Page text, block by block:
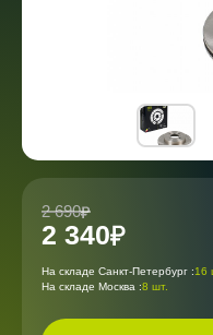
2 690
2 340
На складе Санкт-Петербург :16
На складе Москва :8 шт.